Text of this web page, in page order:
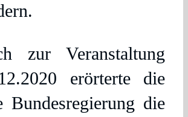
zur Veranstaltung
erörterte die
Bundesregierung die